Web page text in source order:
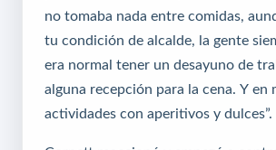
no tomaba nada entre comidas,
tu condición de alcalde, la gente
era normal tener un desayuno de
alguna recepción para la cena. Y en
actividades con aperitivos y dulces”.